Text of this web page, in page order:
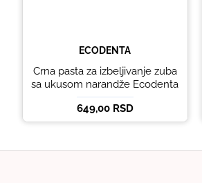
ECODENTA
Crna pasta za izbeljivanje zuba
sa ukusom narandže Ecodenta
100 ml
649,00 RSD